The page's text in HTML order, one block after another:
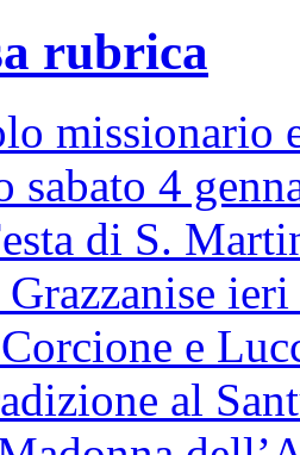
rubrica
missionario
sabato 4
di S.
e
al